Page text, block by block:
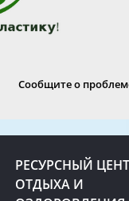
Сообщите о
РЕСУРСНЫЙ
ОТДЫХА И